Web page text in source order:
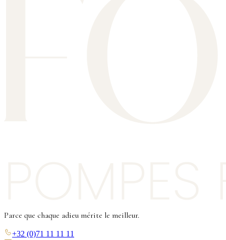
Parce que chaque adieu mérite le meilleur.
+32 (0)71 11 11 11